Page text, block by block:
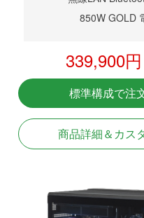
850W GOLD
339,900円
標準構成で注
商品詳細＆カス